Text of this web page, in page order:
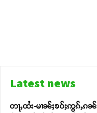
Latest news
တႃႇထႆး-မၢၼ်ႈၶဝ်ႈဢွၵ်ႇၵၼ်